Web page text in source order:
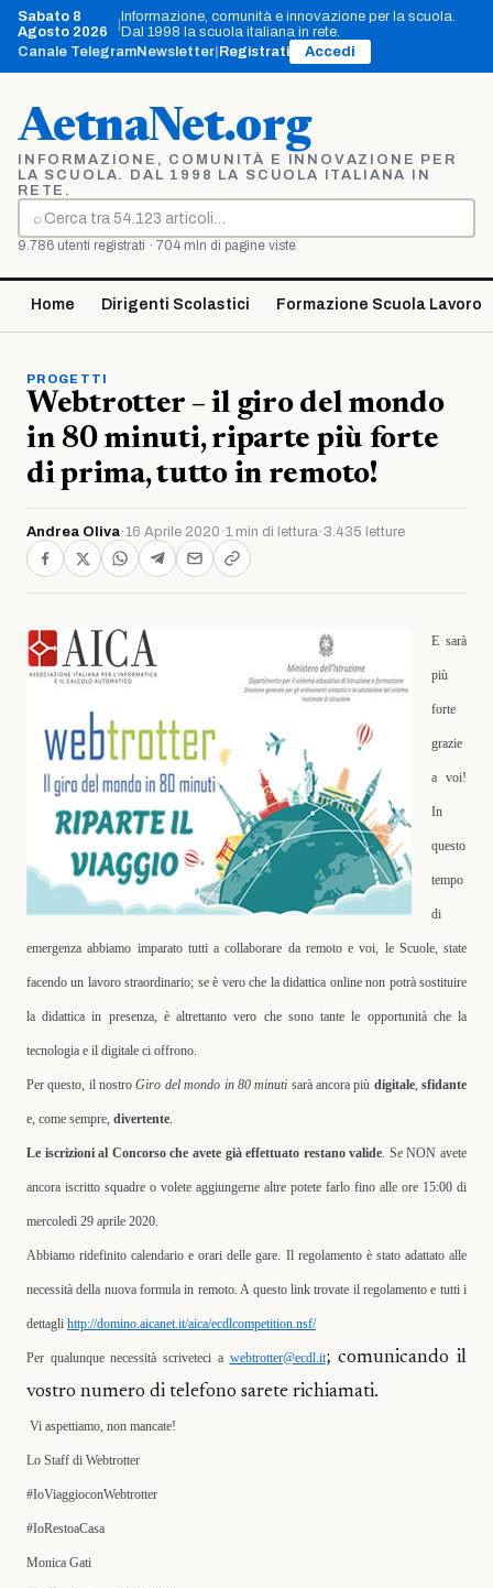
Vai
contenuto
Sabato 8
Agosto 2026
Informazione, comunità e innovazione per la scuola.
Dal 1998 la scuola italiana in rete.
Canale TelegramNewsletter Registrati Accedi
AetnaNet.org
INFORMAZIONE, COMUNITÀ E INNOVAZIONE PER
LA SCUOLA. DAL 1998 LA SCUOLA ITALIANA IN
RETE.
⌕
Cerca
9.786 utenti registrati · 704 mln di pagine viste
Home Dirigenti Scolastici Formazione Scuola Lavoro
PROGETTI
Webtrotter – il giro del mondo
in 80 minuti, riparte più forte
di prima, tutto in remoto!
Andrea Oliva·16 Aprile 2020 ·1 min di lettura· 3.435 letture
E sarà
più
forte
grazie
a voi!
In
questo
tempo
di
emergenza abbiamo imparato tutti a collaborare da remoto e voi, le Scuole, state
facendo un lavoro straordinario; se è vero che la didattica online non potrà sostituire
la didattica in presenza, è altrettanto vero che sono tante le opportunità che la
tecnologia e il digitale ci offrono.
Per questo, il nostroGiro del mondo in 80 minuti sarà ancora più digitale,sfidante
e, come sempre, divertente.
Le iscrizioni al Concorso che avete già effettuato restano valide. Se NON avete
ancora iscritto squadre o volete aggiungerne altre potete farlo fino alle ore 15:00 di
mercoledì 29 aprile 2020.
Abbiamo ridefinito calendario e orari delle gare. Il regolamento è stato adattato alle
necessità della nuova formula in remoto.A questo link trovate il regolamento e tutti i
dettagli http://domino.aicanet.it/aica/ecdlcompetition.nsf/
Per qualunque necessità scriveteci a webtrotter@ecdl.it; comunicando il
vostro numero di telefono sarete richiamati.
Vi aspettiamo, non mancate!
Lo Staff di Webtrotter
#IoViaggioconWebtrotter
#IoRestoaCasa
Monica Gati